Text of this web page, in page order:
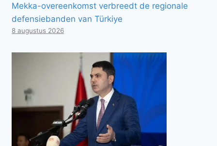
Mekka-overeenkomst verbreedt de regionale
defensiebanden van Türkiye
8 augustus 2026